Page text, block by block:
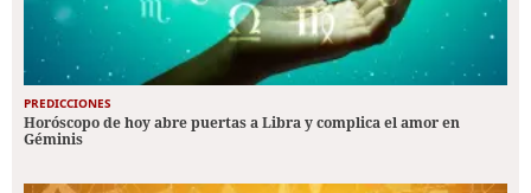
PREDICCIONES
Horóscopo de hoy abre puertas a Libra y complica el amor en
Géminis